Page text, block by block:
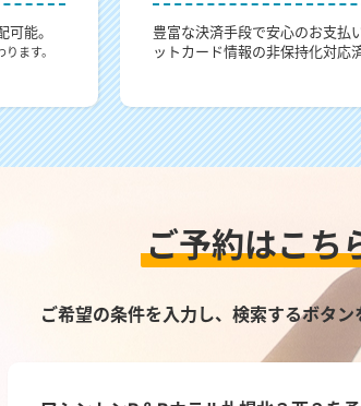
能。
ます。
豊富な決済手段で安心のお支払
ットカード情報の非保持化対応済
ご予約はこち
ご希望の条件を入力し、検索するボタ